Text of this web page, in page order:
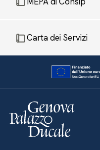
Carta dei Servizi